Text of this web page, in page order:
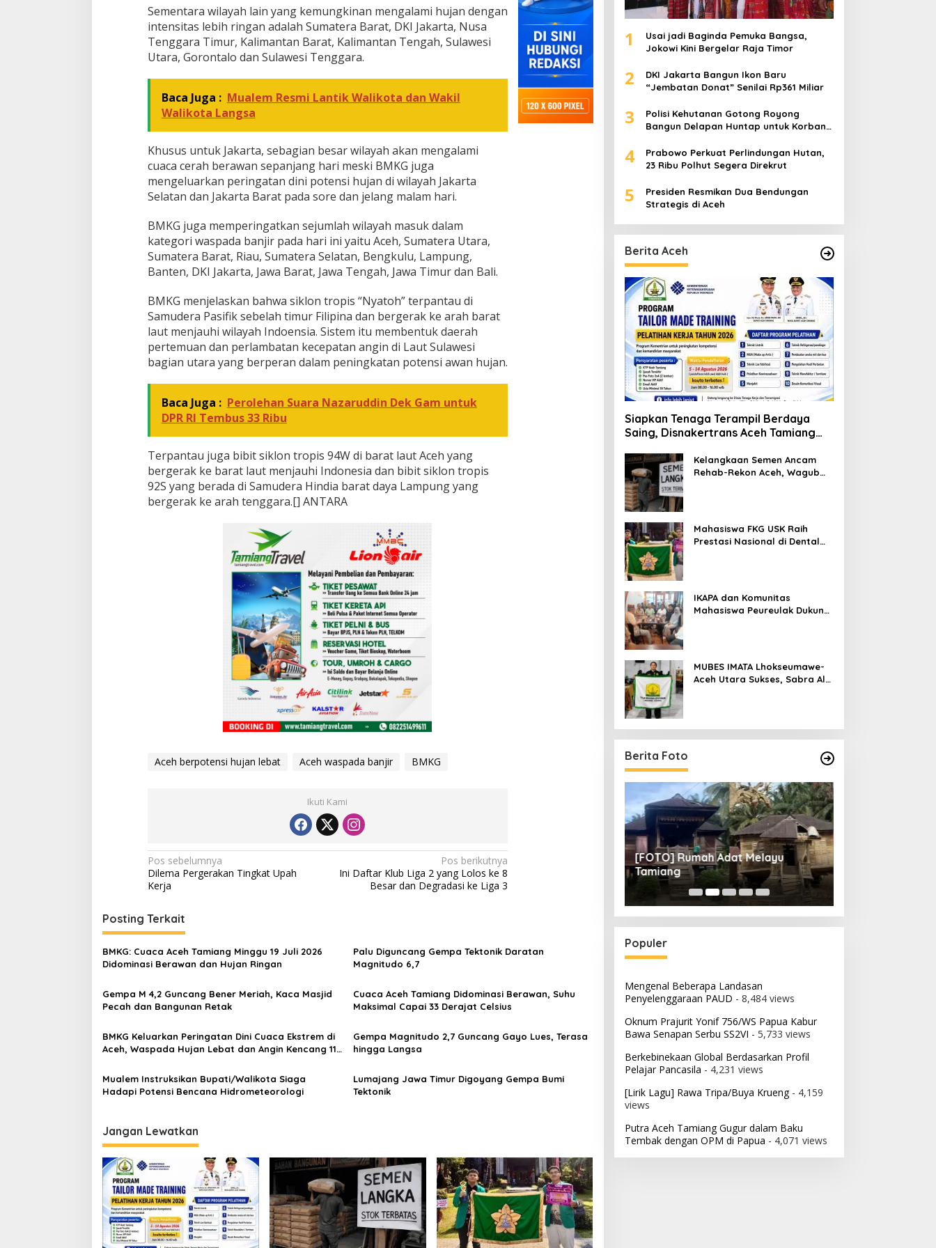
Sementara wilayah lain yang kemungkinan mengalami hujan dengan
intensitas lebih ringan adalah Sumatera Barat, DKI Jakarta, Nusa
Tenggara Timur, Kalimantan Barat, Kalimantan Tengah, Sulawesi
Utara, Gorontalo dan Sulawesi Tenggara.
Baca Juga : Mualem Resmi Lantik Walikota dan Wakil
Walikota Langsa
Khusus untuk Jakarta, sebagian besar wilayah akan mengalami
cuaca cerah berawan sepanjang hari meski BMKG juga
mengeluarkan peringatan dini potensi hujan di wilayah Jakarta
Selatan dan Jakarta Barat pada sore dan jelang malam hari.
BMKG juga memperingatkan sejumlah wilayah masuk dalam
kategori waspada banjir pada hari ini yaitu Aceh, Sumatera Utara,
Sumatera Barat, Riau, Sumatera Selatan, Bengkulu, Lampung,
Banten, DKI Jakarta, Jawa Barat, Jawa Tengah, Jawa Timur dan Bali.
BMKG menjelaskan bahwa siklon tropis “Nyatoh” terpantau di
Samudera Pasifik sebelah timur Filipina dan bergerak ke arah barat
laut menjauhi wilayah Indoensia. Sistem itu membentuk daerah
pertemuan dan perlambatan kecepatan angin di Laut Sulawesi
bagian utara yang berperan dalam peningkatan potensi awan hujan.
Baca Juga : Perolehan Suara Nazaruddin Dek Gam untuk
DPR RI Tembus 33 Ribu
Terpantau juga bibit siklon tropis 94W di barat laut Aceh yang
bergerak ke barat laut menjauhi Indonesia dan bibit siklon tropis
92S yang berada di Samudera Hindia barat daya Lampung yang
bergerak ke arah tenggara.[] ANTARA
Aceh berpotensi hujan lebat Aceh waspada banjir BMKG
Ikuti Kami
N
a
i
g
a
i
o
s
Pos sebelumnya
Dilema Pergerakan Tingkat Upah
Kerja
Pos berikutnya
Ini Daftar Klub Liga 2 yang Lolos ke 8
Besar dan Degradasi ke Liga 3
Posting Terkait
BMKG: Cuaca Aceh Tamiang Minggu 19 Juli 2026
Didominasi Berawan dan Hujan Ringan
Palu Diguncang Gempa Tektonik Daratan
Magnitudo 6,7
Gempa M 4,2 Guncang Bener Meriah, Kaca Masjid
Pecah dan Bangunan Retak
Cuaca Aceh Tamiang Didominasi Berawan, Suhu
Maksimal Capai 33 Derajat Celsius
BMKG Keluarkan Peringatan Dini Cuaca Ekstrem di
Aceh, Waspada Hujan Lebat dan Angin Kencang 11–
Gempa Magnitudo 2,7 Guncang Gayo Lues, Terasa
hingga Langsa
Mualem Instruksikan Bupati/Walikota Siaga
Hadapi Potensi Bencana Hidrometeorologi
Lumajang Jawa Timur Digoyang Gempa Bumi
Tektonik
Jangan Lewatkan
1
Usai jadi Baginda Pemuka Bangsa,
Jokowi Kini Bergelar Raja Timor
2
DKI Jakarta Bangun Ikon Baru
“Jembatan Donat” Senilai Rp361 Miliar
3
Polisi Kehutanan Gotong Royong
Bangun Delapan Huntap untuk Korban
4
Prabowo Perkuat Perlindungan Hutan,
23 Ribu Polhut Segera Direkrut
5
Presiden Resmikan Dua Bendungan
Strategis di Aceh
Berita Aceh
Siapkan Tenaga Terampil Berdaya
Saing, Disnakertrans Aceh Tamiang
Kelangkaan Semen Ancam
Rehab-Rekon Aceh, Wagub
Mahasiswa FKG USK Raih
Prestasi Nasional di Dental
IKAPA dan Komunitas
Mahasiswa Peureulak Dukung
MUBES IMATA Lhokseumawe-
Aceh Utara Sukses, Sabra Al
Berita Foto
[FOTO] Anies Baswedan Tinjau
Program Turun Tangan Air Bersih
di Bandar Pusaka
[FOTO] Rumah Adat Melayu
Tamiang
Populer
Mengenal Beberapa Landasan
Penyelenggaraan PAUD - 8,484 views
Oknum Prajurit Yonif 756/WS Papua Kabur
Bawa Senapan Serbu SS2VI - 5,733 views
Berkebinekaan Global Berdasarkan Profil
Pelajar Pancasila - 4,231 views
[Lirik Lagu] Rawa Tripa/Buya Krueng- 4,159
views
Putra Aceh Tamiang Gugur dalam Baku
Tembak dengan OPM di Papua - 4,071 views